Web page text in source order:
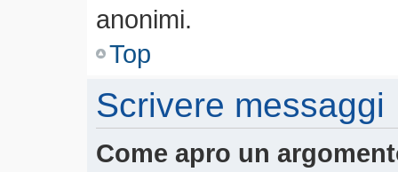
anonimi.
Top
Scrivere messaggi
Come apro un